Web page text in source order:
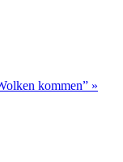
kommen” »